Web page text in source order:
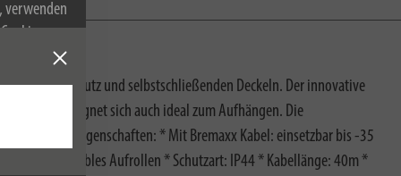
verwenden
zu.
und selbstschließenden Deckeln. Der innovative
sondern eignet sich auch ideal zum Aufhängen. Die
folgende Eigenschaften: * Mit Bremaxx Kabel: einsetzbar bis -35
für komfortables Aufrollen * Schutzart: IP44 * Kabellänge: 40m *